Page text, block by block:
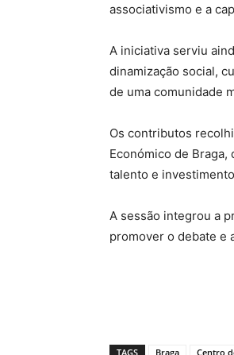
associativismo e a
A iniciativa serviu
dinamização social,
de uma comunidade
Os contributos
Económico de
talento e
A sessão integrou a
promover o debate e
TAGS Braga Centro